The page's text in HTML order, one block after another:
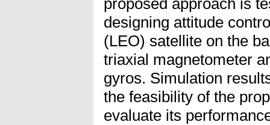
proposed approach is
designing attitude
(LEO) satellite on the
triaxial magnetometer
gyros. Simulation
the feasibility of the
evaluate its